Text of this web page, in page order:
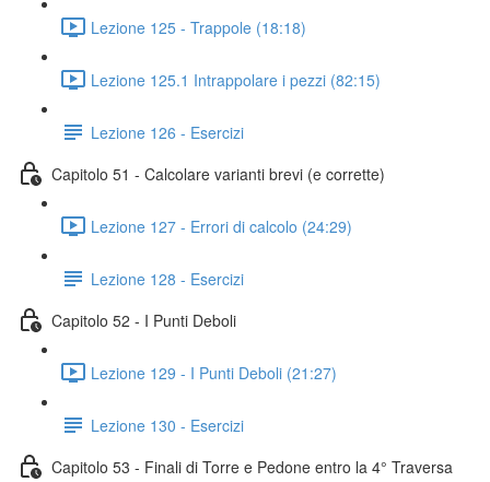
Lezione 125 - Trappole (18:18)
Lezione 125.1 Intrappolare i pezzi (82:15)
Lezione 126 - Esercizi
Capitolo 51 - Calcolare varianti brevi (e corrette)
Lezione 127 - Errori di calcolo (24:29)
Lezione 128 - Esercizi
Capitolo 52 - I Punti Deboli
Lezione 129 - I Punti Deboli (21:27)
Lezione 130 - Esercizi
Capitolo 53 - Finali di Torre e Pedone entro la 4° Traversa